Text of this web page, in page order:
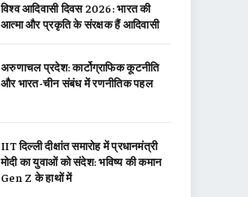
विश्व आदिवासी दिवस 2026: भारत की
आत्मा और प्रकृति के संरक्षक हैं आदिवासी
अरुणाचल प्रदेश: कार्टोग्राफिक कूटनीति
और भारत-चीन संबंध में रणनीतिक पहल
IIT दिल्ली दीक्षांत समारोह में प्रधानमंत्री
मोदी का युवाओं को संदेश: भविष्य की कमान
Gen Z के हाथों में